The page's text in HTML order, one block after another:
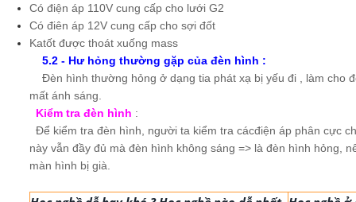
Có điện áp 110V cung cấp cho lưới G2
Có điên áp 12V cung cấp cho sợi đốt
Katốt được thoát xuống mass
5.2 - Hư hỏng thường gặp của đèn hình :
Đèn hình thường hỏng ở dạng tia phát xạ bị yếu đi , làm cho
mất ánh sáng.
Kiểm tra đèn hình :
Để kiểm tra đèn hình, người ta kiểm tra cácđiện áp phân cực
này vẫn đầy đủ mà đèn hình không sáng => là đèn hình hỏng,
màn hình bị già.